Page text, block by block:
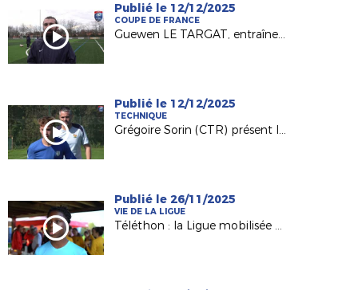
Publié le 12/12/2025
COUPE DE FRANCE
Guewen LE TARGAT, entraîneur du RC Fléchois, avant le 2e tour fédéral de la Coupe de France Féminine
Publié le 12/12/2025
TECHNIQUE
Grégoire Sorin (CTR) présent le Projet de Performance Fédéral
Publié le 26/11/2025
VIE DE LA LIGUE
Téléthon : la Ligue mobilisée pour l'édition 2025 !